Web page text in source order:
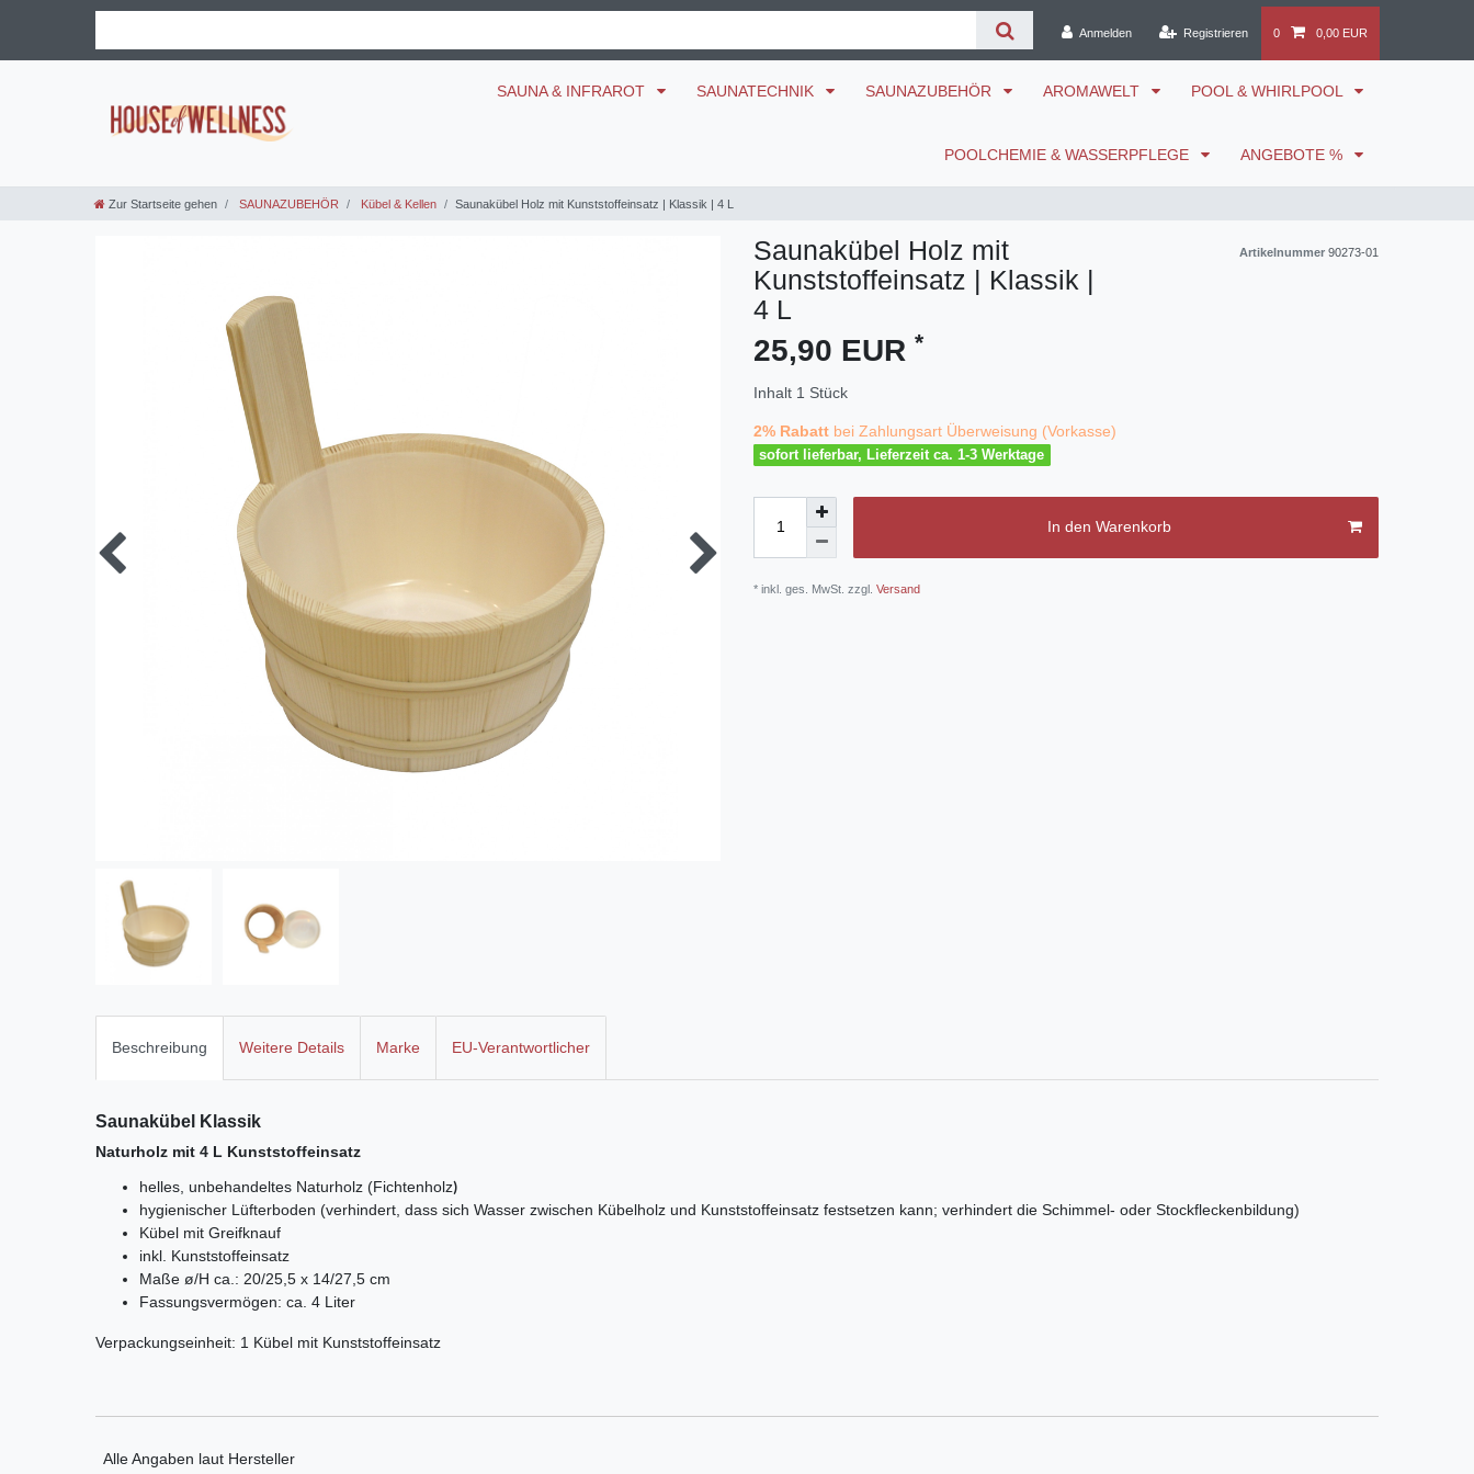
Anmelden Registrieren 0 0,00 EUR
SAUNA & INFRAROT SAUNATECHNIK SAUNAZUBEHÖR AROMAWELT POOL & WHIRLPOOL
POOLCHEMIE & WASSERPFLEGE ANGEBOTE %
Zur Startseite gehen SAUNAZUBEHÖR Kübel & Kellen Saunakübel Holz mit Kunststoffeinsatz | Klassik | 4 L
Saunakübel Holz mit
Kunststoffeinsatz | Klassik |
4 L
Artikelnummer 90273-01
25,90 EUR *
Inhalt 1 Stück
2% Rabatt bei Zahlungsart Überweisung (Vorkasse)
sofort lieferbar, Lieferzeit ca. 1-3 Werktage
In den Warenkorb
* inkl. ges. MwSt. zzgl. Versand
Beschreibung Weitere Details Marke EU-Verantwortlicher
Saunakübel Klassik
Naturholz mit 4 L Kunststoffeinsatz
helles, unbehandeltes Naturholz (Fichtenholz)
hygienischer Lüfterboden (verhindert, dass sich Wasser zwischen Kübelholz und Kunststoffeinsatz festsetzen kann; verhindert die Schimmel- oder Stockfleckenbildung)
Kübel mit Greifknauf
inkl. Kunststoffeinsatz
Maße ø/H ca.: 20/25,5 x 14/27,5 cm
Fassungsvermögen: ca. 4 Liter
Verpackungseinheit: 1 Kübel mit Kunststoffeinsatz
Alle Angaben laut Hersteller